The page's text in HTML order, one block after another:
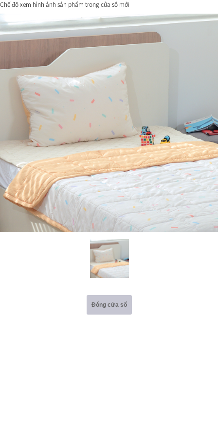
Chế độ xem hình ảnh sản phẩm trong cửa sổ mới
Đóng cửa sổ